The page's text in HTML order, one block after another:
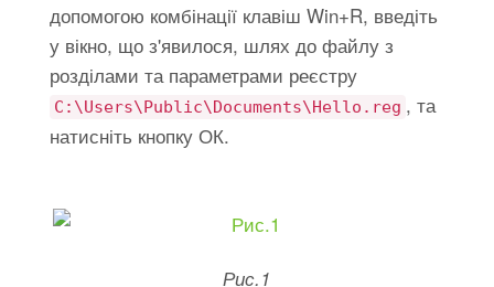
допомогою комбінації клавіш Win+R, введіть
у вікно, що з'явилося, шлях до файлу з
розділами та параметрами реєстру
C:\Users\Public\Documents\Hello.reg , та
натисніть кнопку ОК.
Рис.1